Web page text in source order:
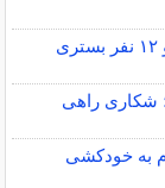
مسمومیت الکلی در نیشابور؛ یک نفر جان باخت و ۱۲ نفر بستری
کرد؛ شکاری راهی
به خودکشی